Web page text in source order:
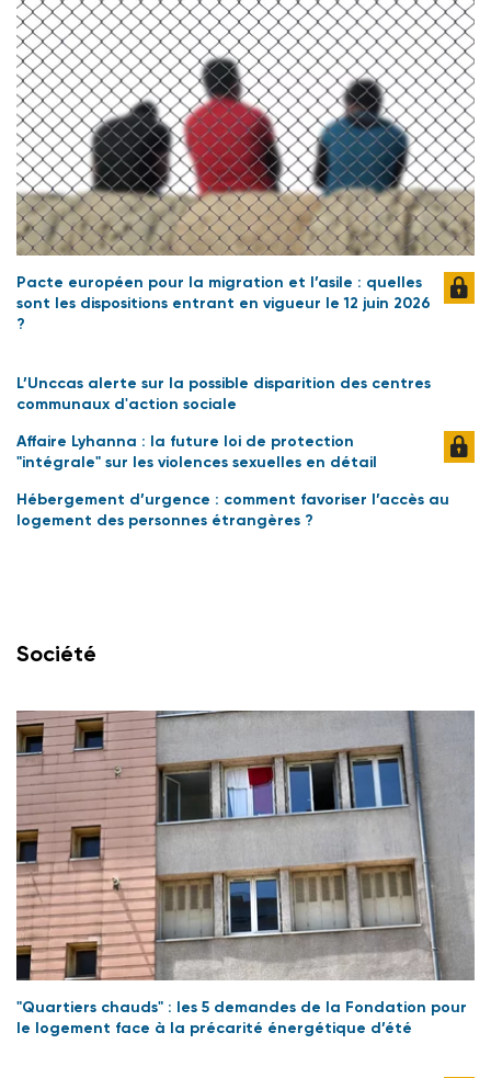
Pacte européen pour la migration et l’asile : quelles
sont les dispositions entrant en vigueur le 12 juin 2026
?
L’Unccas alerte sur la possible disparition des centres
communaux d'action sociale
Affaire Lyhanna : la future loi de protection
"intégrale" sur les violences sexuelles en détail
Hébergement d’urgence : comment favoriser l’accès au
logement des personnes étrangères ?
Société
"Quartiers chauds" : les 5 demandes de la Fondation pour
le logement face à la précarité énergétique d’été